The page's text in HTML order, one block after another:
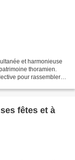
et harmonieuse
thoramien.
pour rassembler
fêtes et à